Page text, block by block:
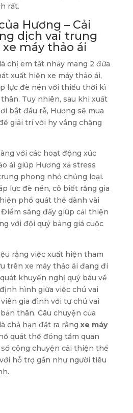
rất.
Hương – Cải
dịch vai trung
máy thảo ái
chị em tất nhảy mang 2 đứa
xuất hiện xe máy thảo ái,
lực đè nén với thiếu thời kì
Tuy nhiên, sau khi xuất
bắt đầu rễ, Hương sẽ mua
giải trí với hy vẳng chặng
với các hoạt động xúc
ái giúp Hương xả stress
phong nhỏ chủng loại.
lực đè nén, cô biết rằng gia
phổ quát thể dành vài
sáng đấy giúp cải thiện
với đội quý bảng giá cuộc
rằng việc xuất hiện tham
trên xe máy thảo ái đang đi
khuyến nghị quý báu về
hình giữa việc chú vai
gia đình với tự chú vai
thân. Câu chuyện của
chả hạn đặt ra rằng xe máy
quát thể đóng tầm quan
công chuyện cải thiện thể
hỗ trợ gần như người tiêu